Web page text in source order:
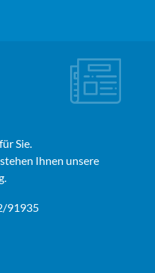
Sie.
Ihnen unsere
91935